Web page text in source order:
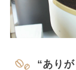
“あり